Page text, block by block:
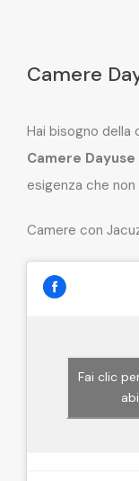
Camere
Hai bisogno della
Camere Dayuse
esigenza che
Camere con
Fai clic